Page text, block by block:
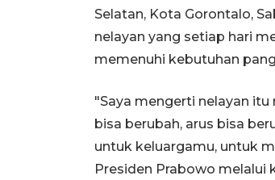
Selatan, Kota Gorontalo,
nelayan yang setiap hari
memenuhi kebutuhan
"Saya mengerti nelayan
bisa berubah, arus bisa
untuk keluargamu, untuk
Presiden Prabowo melalui